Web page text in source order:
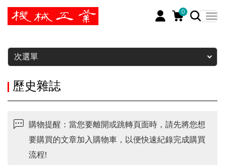
0
暫停
次選單
歷史雜誌
購物提醒：當您要離開或跳轉頁面時，請先將您想
要購買的文章加入購物車，以便快速紀錄完成購買
流程!